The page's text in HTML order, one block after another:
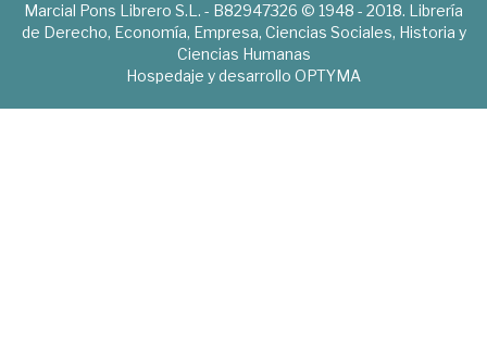
Marcial Pons Librero S.L. - B82947326 © 1948 - 2018. Librería
de Derecho, Economía, Empresa, Ciencias Sociales, Historia y
Ciencias Humanas
Hospedaje y desarrollo OPTYMA